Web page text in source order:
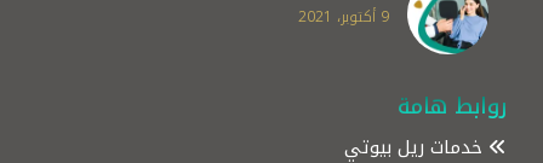
9 أكتوبر، 2021
روابط هامة
خدمات ريل بيوتي